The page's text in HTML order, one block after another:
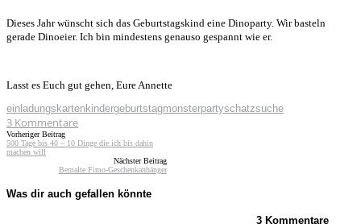
Dieses Jahr wünscht sich das Geburtstagskind eine Dinoparty. Wir basteln
gerade Dinoeier. Ich bin mindestens genauso gespannt wie er.
Lasst es Euch gut gehen, Eure Annette
einladungskartenkindergeburtstagmonsterpartyschatzsuche
3 Kommentare
Vorheriger Beitrag
500 Tage bis 40 – 10 Dinge die ich bis dahin
machen will
Nächster Beitrag
Bemalte Fimo-Geschenkanhänger
Was dir auch gefallen könnte
3 Kommentare